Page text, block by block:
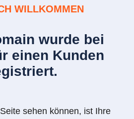
WILLKOMMEN
wurde bei
einen Kunden
sehen können, ist Ihre